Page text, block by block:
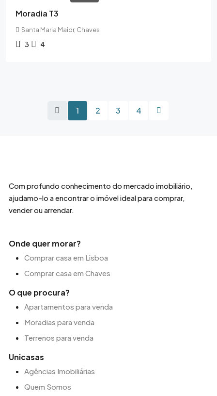
Moradia T3
Santa Maria Maior, Chaves
3 4
1 2 3 4
Com profundo conhecimento do mercado imobiliário,
ajudamo-lo a encontrar o imóvel ideal para comprar,
vender ou arrendar.
Onde quer morar?
Comprar casa em Lisboa
Comprar casa em Chaves
O que procura?
Apartamentos para venda
Moradias para venda
Terrenos para venda
Unicasas
Agências Imobiliárias
Quem Somos